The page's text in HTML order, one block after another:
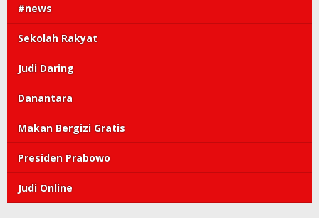
#news
Sekolah Rakyat
Judi Daring
Danantara
Makan Bergizi Gratis
Presiden Prabowo
Judi Online